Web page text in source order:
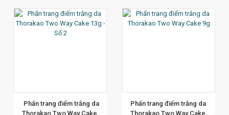
  Phấn trang điểm trắng da
Thorakao Two Way Cake
Phấn trang điểm trắng da
Thorakao Two Way Cake